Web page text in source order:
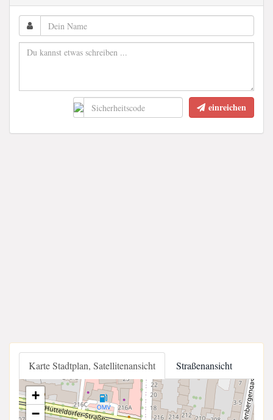
einreichen
Karte Stadtplan, Satellitenansicht Straßenansicht
+
−